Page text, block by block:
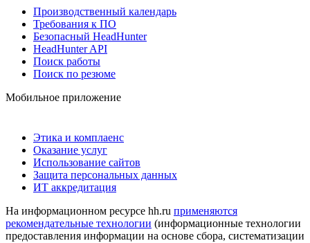
Производственный календарь
Требования к ПО
Безопасный HeadHunter
HeadHunter API
Поиск работы
Поиск по резюме
Мобильное приложение
Этика и комплаенс
Оказание услуг
Использование сайтов
Защита персональных данных
ИТ аккредитация
На информационном ресурсе hh.ru применяются
рекомендательные технологии (информационные технологии
предоставления информации на основе сбора, систематизации